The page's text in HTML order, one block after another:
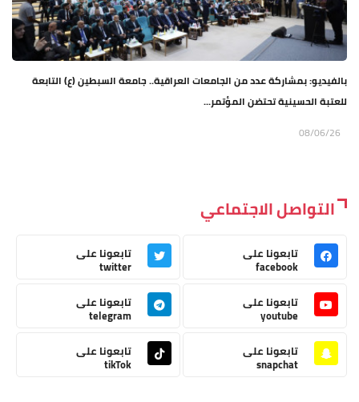
بالفيديو: بمشاركة عدد من الجامعات العراقية.. جامعة السبطين (ع) التابعة
للعتبة الحسينية تحتضن المؤتمر...
08/06/26
التواصل الاجتماعي
تابعونا على
facebook
تابعونا على
twitter
تابعونا على
youtube
تابعونا على
telegram
تابعونا على
snapchat
تابعونا على
tikTok